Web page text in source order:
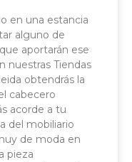
en una estancia
alguno de
aportarán ese
nuestras Tiendas
obtendrás la
cabecero
acorde a tu
del mobiliario
de moda en
pieza